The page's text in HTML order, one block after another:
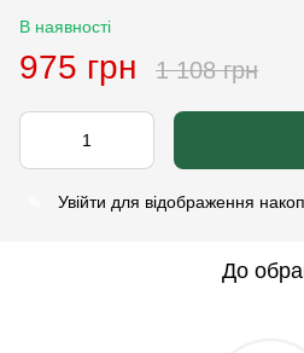
В наявності
975 грн 1 108 грн
Увійти для відображення
До